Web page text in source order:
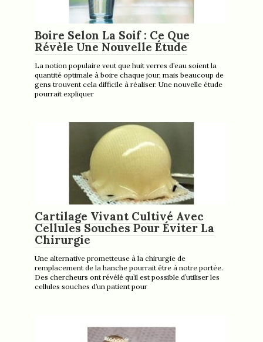
Boire Selon La Soif : Ce Que
Révèle Une Nouvelle Étude
La notion populaire veut que huit verres d’eau soient la
quantité optimale à boire chaque jour, mais beaucoup de
gens trouvent cela difficile à réaliser. Une nouvelle étude
pourrait expliquer
Cartilage Vivant Cultivé Avec
Cellules Souches Pour Éviter La
Chirurgie
Une alternative prometteuse à la chirurgie de
remplacement de la hanche pourrait être à notre portée.
Des chercheurs ont révélé qu’il est possible d’utiliser les
cellules souches d’un patient pour